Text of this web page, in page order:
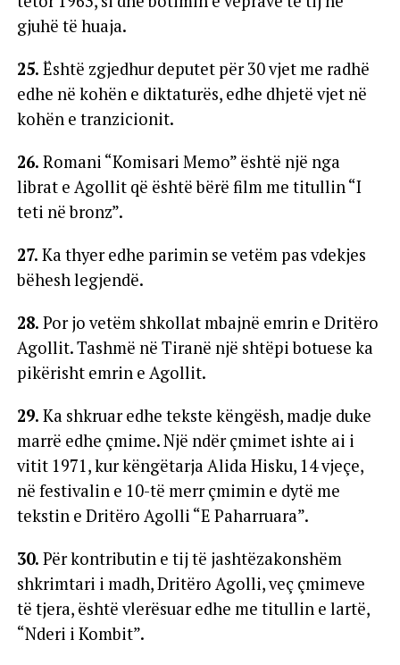
gjuhë të huaja.
25. Është zgjedhur deputet për 30 vjet me radhë
edhe në kohën e diktaturës, edhe dhjetë vjet në
kohën e tranzicionit.
26. Romani “Komisari Memo” është një nga
librat e Agollit që është bërë film me titullin “I
teti në bronz”.
27. Ka thyer edhe parimin se vetëm pas vdekjes
bëhesh legjendë.
28. Por jo vetëm shkollat mbajnë emrin e Dritëro
Agollit. Tashmë në Tiranë një shtëpi botuese ka
pikërisht emrin e Agollit.
29. Ka shkruar edhe tekste këngësh, madje duke
marrë edhe çmime. Një ndër çmimet ishte ai i
vitit 1971, kur këngëtarja Alida Hisku, 14 vjeçe,
në festivalin e 10-të merr çmimin e dytë me
tekstin e Dritëro Agolli “E Paharruara”.
30. Për kontributin e tij të jashtëzakonshëm
shkrimtari i madh, Dritëro Agolli, veç çmimeve
të tjera, është vlerësuar edhe me titullin e lartë,
“Nderi i Kombit”.